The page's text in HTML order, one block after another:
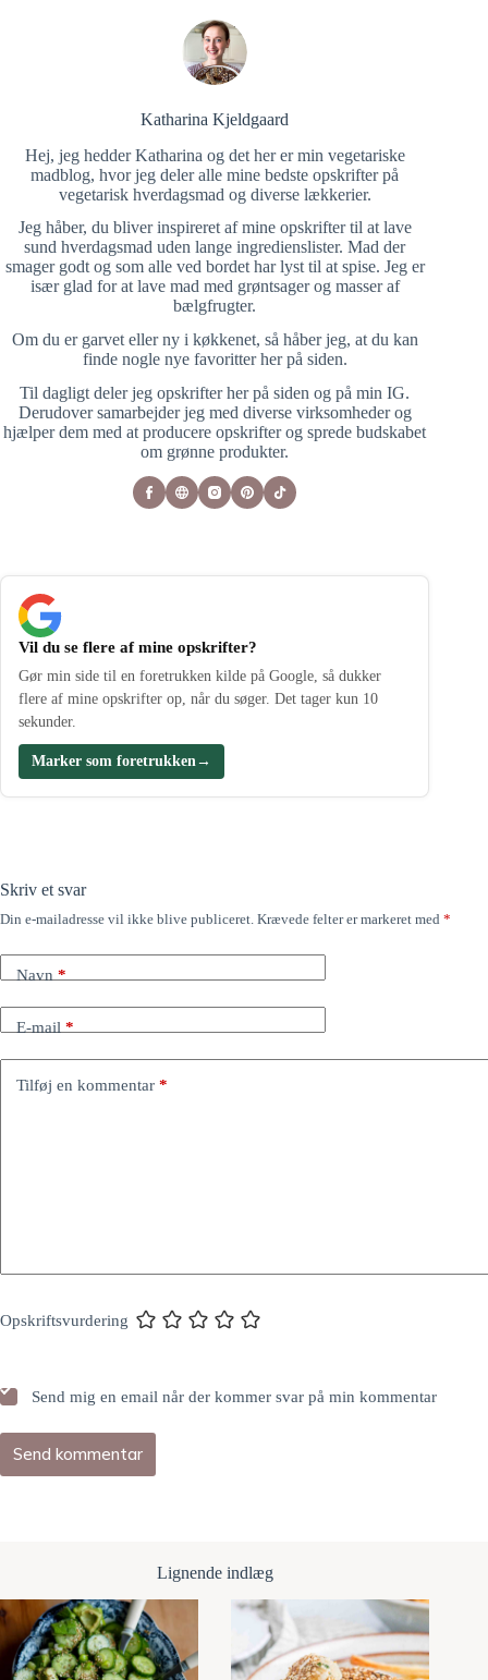
Katharina Kjeldgaard
Hej, jeg hedder Katharina og det her er min vegetariske
madblog, hvor jeg deler alle mine bedste opskrifter på
vegetarisk hverdagsmad og diverse lækkerier.
Jeg håber, du bliver inspireret af mine opskrifter til at lave
sund hverdagsmad uden lange ingredienslister. Mad der
smager godt og som alle ved bordet har lyst til at spise. Jeg er
især glad for at lave mad med grøntsager og masser af
bælgfrugter.
Om du er garvet eller ny i køkkenet, så håber jeg, at du kan
finde nogle nye favoritter her på siden.
Til dagligt deler jeg opskrifter her på siden og på min IG.
Derudover samarbejder jeg med diverse virksomheder og
hjælper dem med at producere opskrifter og sprede budskabet
om grønne produkter.
Vil du se flere af mine opskrifter?
Gør min side til en foretrukken kilde på Google, så dukker
flere af mine opskrifter op, når du søger. Det tager kun 10
sekunder.
Marker som foretrukken →
Skriv et svar
Din e-mailadresse vil ikke blive publiceret. Krævede felter er markeret med *
Navn*
E-mail*
Tilføj en kommentar *
Opskriftsvurdering
Send mig en email når der kommer svar på min kommentar
Send kommentar
Lignende indlæg